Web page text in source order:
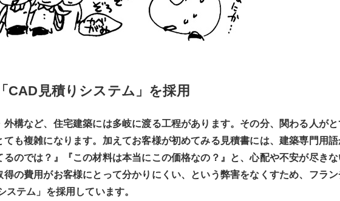
「CAD見積りシステム」を採用
構など、住宅建築には多岐に渡る工程があります。その分、関わる人が
も複雑になります。加えてお客様が初めてみる見積書には、建築専門用
のでは？』『この材料は本当にこの価格なの？』と、心配や不安が尽きな
の費用がお客様にとって分かりにくい、という弊害をなくすため、フラ
テム」を採用しています。